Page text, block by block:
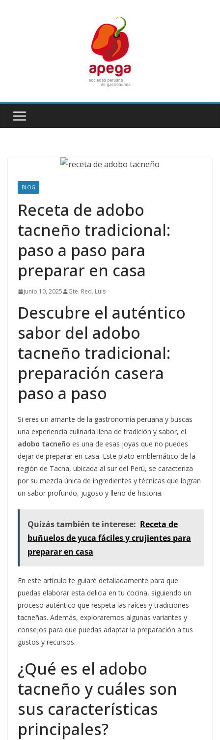
BLOG
Receta de adobo
tacneño tradicional:
paso a paso para
preparar en casa
junio 10, 2025 Gte. Red. Luis
Descubre el auténtico
sabor del adobo
tacneño tradicional:
preparación casera
paso a paso
Si eres un amante de la gastronomía peruana y buscas
una experiencia culinaria llena de tradición y sabor, el
adobo tacneño es una de esas joyas que no puedes
dejar de preparar en casa. Este plato emblemático de la
región de Tacna, ubicada al sur del Perú, se caracteriza
por su mezcla única de ingredientes y técnicas que logran
un sabor profundo, jugoso y lleno de historia.
Quizás también te interese: Receta de
buñuelos de yuca fáciles y crujientes para
preparar en casa
En este artículo te guiaré detalladamente para que
puedas elaborar esta delicia en tu cocina, siguiendo un
proceso auténtico que respeta las raíces y tradiciones
tacneñas. Además, exploraremos algunas variantes y
consejos para que puedas adaptar la preparación a tus
gustos y recursos.
¿Qué es el adobo
tacneño y cuáles son
sus características
principales?